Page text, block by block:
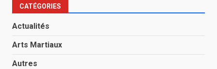
CATÉGORIES
Actualités
Arts Martiaux
Autres